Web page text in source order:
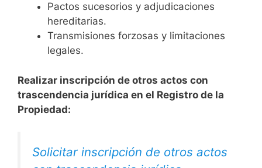
Pactos sucesorios y adjudicaciones
hereditarias.
Transmisiones forzosas y limitaciones
legales.
Realizar inscripción de otros actos con
trascendencia jurídica en el Registro de la
Propiedad:
Solicitar inscripción de otros actos